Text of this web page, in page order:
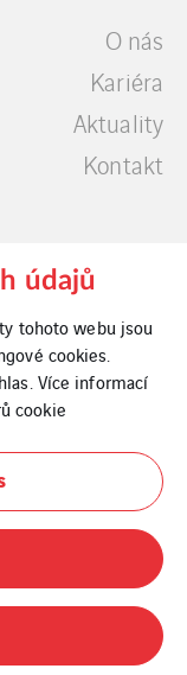
O nás
Kariéra
Aktuality
Kontakt
údajů
tohoto webu jsou
cookies.
Více informací
cookie